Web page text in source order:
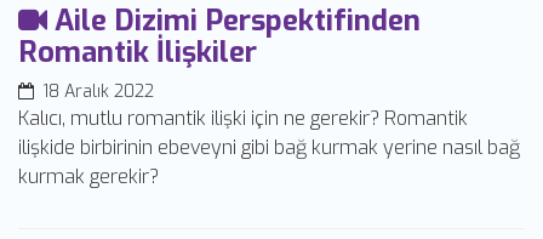
Aile Dizimi Perspektifinden
Romantik İlişkiler
18 Aralık 2022
Kalıcı, mutlu romantik ilişki için ne gerekir? Romantik
ilişkide birbirinin ebeveyni gibi bağ kurmak yerine nasıl bağ
kurmak gerekir?